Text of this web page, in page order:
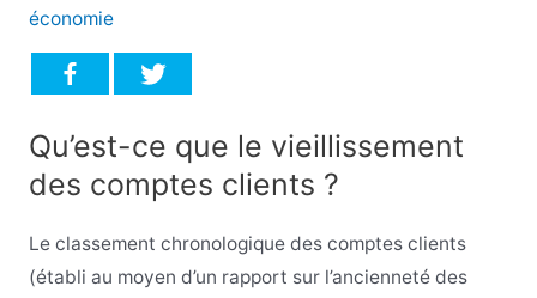
économie
Qu’est-ce que le vieillissement
des comptes clients ?
Le classement chronologique des comptes clients
(établi au moyen d’un rapport sur l’ancienneté des